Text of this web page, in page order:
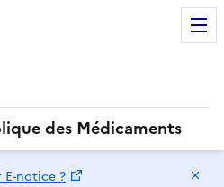
des Médicaments
E-notice ?